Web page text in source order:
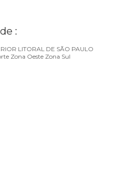
:
LITORAL DE SÃO PAULO
Zona Oeste Zona Sul